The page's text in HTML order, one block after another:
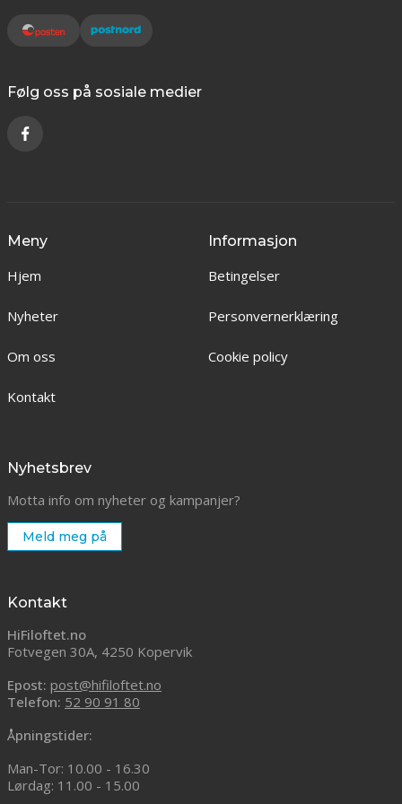
Følg oss på sosiale medier
Meny
Hjem
Nyheter
Om oss
Kontakt
Informasjon
Betingelser
Personvernerklæring
Cookie policy
Nyhetsbrev
Motta info om nyheter og kampanjer?
Meld meg på
Kontakt
HiFiloftet.no
Fotvegen 30A, 4250 Kopervik
Epost: post@hifiloftet.no
Telefon: 52 90 91 80
Åpningstider:
Man-Tor: 10.00 - 16.30
Lørdag: 11.00 - 15.00